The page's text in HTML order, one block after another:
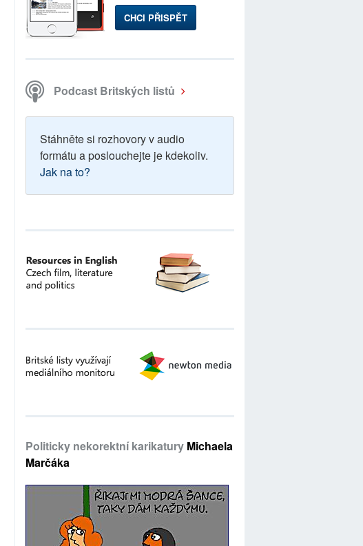
CHCI PŘISPĚT
Podcast Britských listů
Stáhněte si rozhovory v audio
formátu a poslouchejte je kdekoliv.
Jak na to?
Politicky nekorektní karikatury Michaela
Marčáka